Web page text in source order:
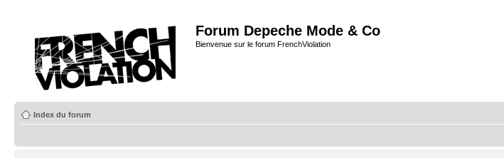
Forum Depeche Mode & Co
Bienvenue sur le forum FrenchViolation
Index du forum